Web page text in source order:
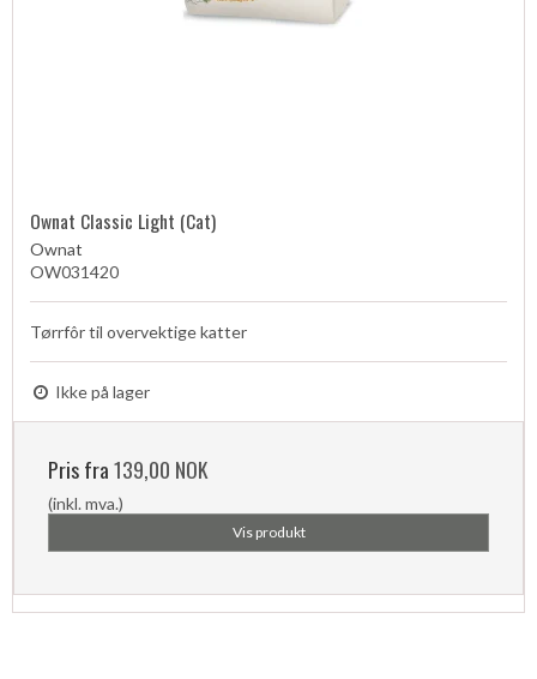
Ownat Classic Light (Cat)
Ownat
OW031420
Tørrfôr til overvektige katter
Ikke på lager
Pris fra139,00 NOK
(inkl. mva.)
Vis produkt